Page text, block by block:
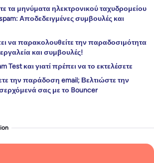
τα μηνύματα ηλεκτρονικού ταχυδρομείου
Αποδεδειγμένες συμβουλές και
να παρακολουθείτε την παραδοσιμότητα
και συμβουλές!
Test και γιατί πρέπει να το εκτελέσετε
την παράδοση email; Βελτιώστε την
σας με το Bouncer